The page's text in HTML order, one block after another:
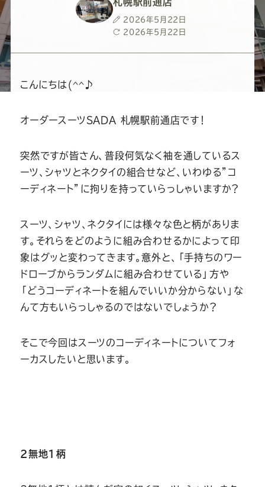
ー
ツ
SADA
の
公
式
Youtube
ス
ー
ツ
SADA
の
公
式
Facebook
ス
ー
SADA
の
公
式
Twitter
ス
ー
SADA
の
公
式
Instagram
ス
ー
SADA
の
公
式
LINE
投
稿
2026年5月22日
最
2026年5月22日
こんにちは(^^♪
オーダースーツSADA 札幌駅前通店です！
突然ですが皆さん、普段何気なく袖を通しているス
ーツ、シャツとネクタイの組合せなど、いわゆる”コ
ーディネート”に拘りを持っていらっしゃいますか？
スーツ、シャツ、ネクタイには様々な色と柄がありま
す。それらをどのように組み合わせるかによって印
象はグッと変わってきます。意外と、「手持ちのワー
ドローブからランダムに組み合わせている」方や
「どうコーディネートを組んでいいか分からない」な
んて方もいらっしゃるのではないでしょうか？
そこで今回はスーツのコーディネートについてフォ
ーカスしたいと思います。
2無地1柄